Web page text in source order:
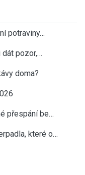
potraviny…
dát pozor,…
doma?
přespání be…
které o…